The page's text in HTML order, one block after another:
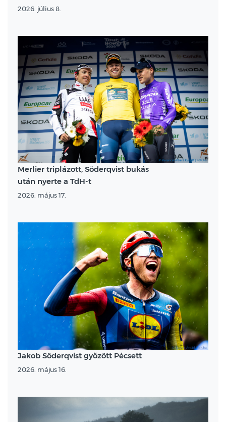
2026. július 8.
Merlier triplázott, Söderqvist bukás
után nyerte a TdH-t
2026. május 17.
Jakob Söderqvist győzött Pécsett
2026. május 16.